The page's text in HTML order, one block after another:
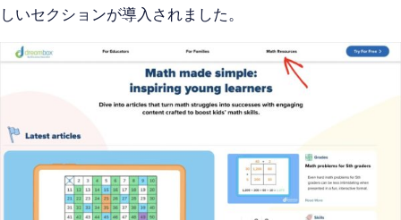
しいセクションが導入されました。